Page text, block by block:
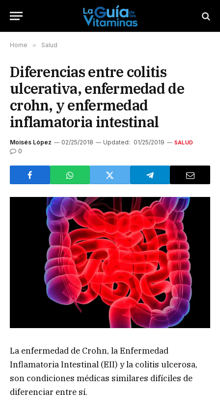
Home » Salud
Diferencias entre colitis
ulcerativa, enfermedad de
crohn, y enfermedad
inflamatoria intestinal
Moisés López 02/25/2018 Updated: 01/25/2019 SALUD
0
La enfermedad de Crohn, la Enfermedad
Inflamatoria Intestinal (EII) y la colitis ulcerosa,
son condiciones médicas similares difíciles de
diferenciar entre sí.